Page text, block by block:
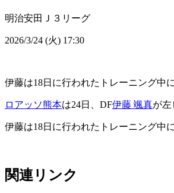
明治安田Ｊ３リーグ
2026/3/24 (火) 17:30
伊藤は18日に行われたトレーニング中
ロアッソ熊本は24日、DF伊藤 颯真が左
伊藤は18日に行われたトレーニング中
関連リンク